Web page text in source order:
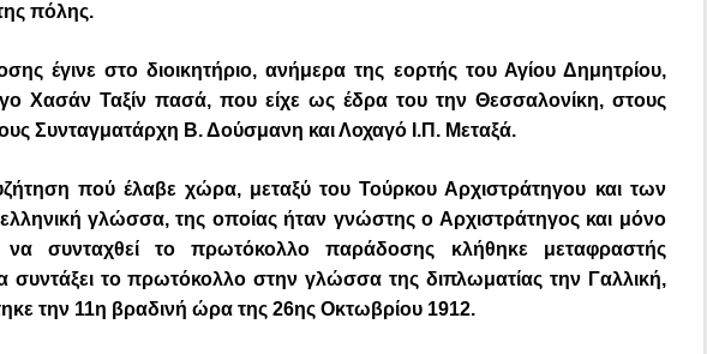
πόλης.
έγινε στο διοικητήριο, ανήμερα της εορτής του Αγίου Δημητρίου,
Χασάν Ταξίν πασά, που είχε ως έδρα του την Θεσσαλονίκη, στους
Συνταγματάρχη Β. Δούσμανη και Λοχαγό Ι.Π. Μεταξά.
πού έλαβε χώρα, μεταξύ του Τούρκου Αρχιστράτηγου και των
γλώσσα, της οποίας ήταν γνώστης ο Αρχιστράτηγος και μόνο
συνταχθεί το πρωτόκολλο παράδοσης κλήθηκε μεταφραστής
συντάξει το πρωτόκολλο στην γλώσσα της διπλωματίας την Γαλλική,
την 11η βραδινή ώρα της 26ης Οκτωβρίου 1912.